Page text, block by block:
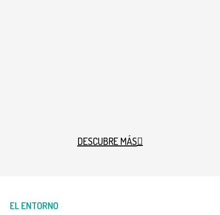
DESCUBRE MÁS
EL ENTORNO